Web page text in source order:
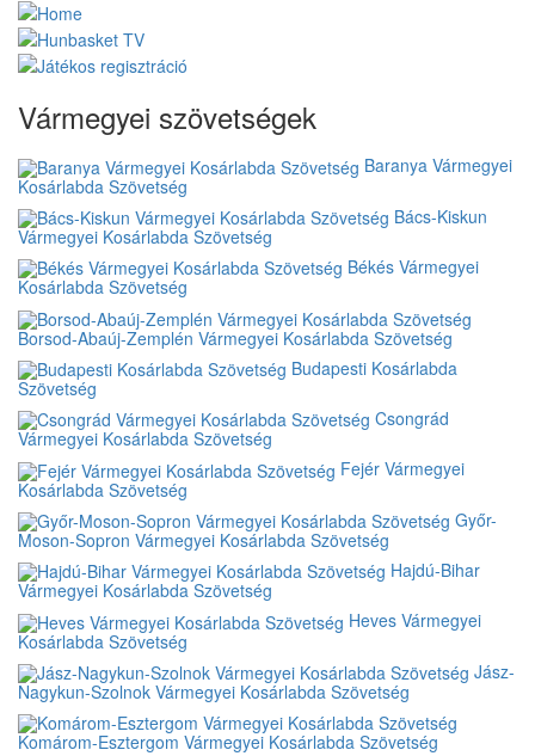
Vármegyei szövetségek
Baranya Vármegyei
Kosárlabda Szövetség
Bács-Kiskun
Vármegyei Kosárlabda Szövetség
Békés Vármegyei
Kosárlabda Szövetség
Borsod-Abaúj-Zemplén Vármegyei Kosárlabda Szövetség
Budapesti Kosárlabda
Szövetség
Csongrád
Vármegyei Kosárlabda Szövetség
Fejér Vármegyei
Kosárlabda Szövetség
Győr-
Moson-Sopron Vármegyei Kosárlabda Szövetség
Hajdú-Bihar
Vármegyei Kosárlabda Szövetség
Heves Vármegyei
Kosárlabda Szövetség
Jász-
Nagykun-Szolnok Vármegyei Kosárlabda Szövetség
Komárom-Esztergom Vármegyei Kosárlabda Szövetség